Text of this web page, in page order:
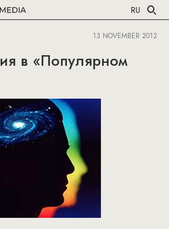
RU
13 NOVEMBER 2012
в «Популярном